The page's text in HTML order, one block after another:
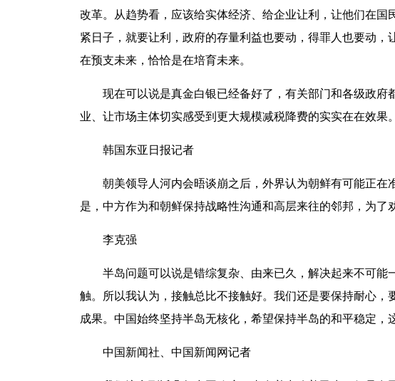
改革。从趋势看，应该给实体经济、给企业让利，让他们在
紧日子，就要让利，政府的存量利益也要动，得罪人也要动
在预支未来，恰恰是在培育未来。
现在可以说是真金白银已经备好了，有关部门和各级政府
业、让市场主体切实感受到更大规模减税降费的实实在在效果
韩国东亚日报记者
朝美领导人河内会晤谈崩之后，外界认为朝鲜有可能正在
是，中方作为和朝鲜保持战略性沟通和高层来往的邻邦，为了
李克强
半岛问题可以说是错综复杂、由来已久，解决起来不可能
触。所以我认为，接触总比不接触好。我们还是要保持耐心
成果。中国始终坚持半岛无核化，希望保持半岛的和平稳定
中国新闻社、中国新闻网记者